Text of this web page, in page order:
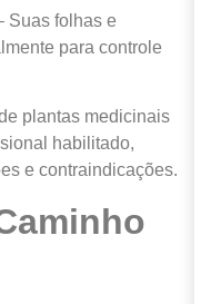
Suas folhas e
para controle
plantas medicinais
habilitado,
e contraindicações.